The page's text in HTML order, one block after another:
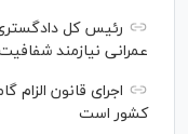
رئیس کل
عمرانی نیازمند
اجرای قانون
کشور است